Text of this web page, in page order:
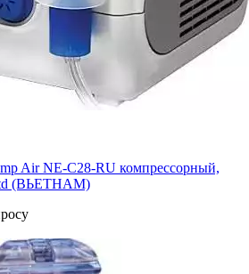
Air NE-C28-RU компрессорный,
(ВЬЕТНАМ)